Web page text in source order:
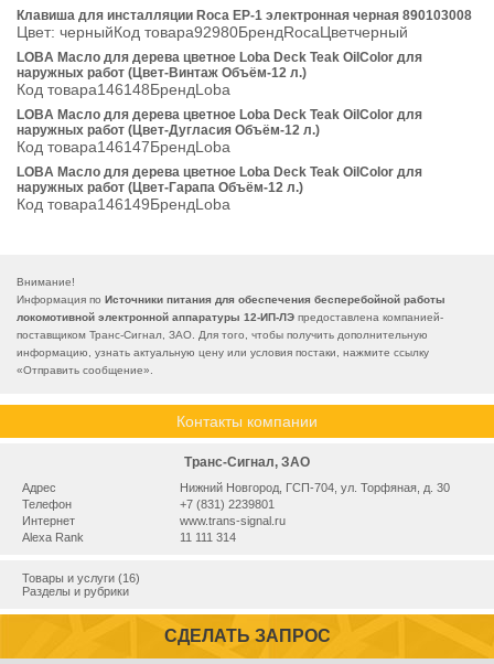
Клавиша для инсталляции Roca EP-1 электронная черная 890103008
Цвет: черныйКод товара92980БрендRocaЦветчерный
LOBA Масло для дерева цветное Loba Deck Teak OilColor для
наружных работ (Цвет-Винтаж Объём-12 л.)
Код товара146148БрендLoba
LOBA Масло для дерева цветное Loba Deck Teak OilColor для
наружных работ (Цвет-Дугласия Объём-12 л.)
Код товара146147БрендLoba
LOBA Масло для дерева цветное Loba Deck Teak OilColor для
наружных работ (Цвет-Гарапа Объём-12 л.)
Код товара146149БрендLoba
Внимание!
Информация по Источники питания для обеспечения бесперебойной работы
локомотивной электронной аппаратуры 12-ИП-ЛЭ предоставлена компанией-
поставщиком Транс-Сигнал, ЗАО. Для того, чтобы получить дополнительную
информацию, узнать актуальную цену или условия постаки, нажмите ссылку
«Отправить сообщение».
Контакты компании
Транс-Сигнал, ЗАО
Адрес
Нижний Новгород, ГСП-704, ул. Торфяная, д. 30
Телефон
+7 (831) 2239801
Интернет
www.trans-signal.ru
Alexa Rank
11 111 314
Товары и услуги (16)
Разделы и рубрики
СДЕЛАТЬ ЗАПРОС